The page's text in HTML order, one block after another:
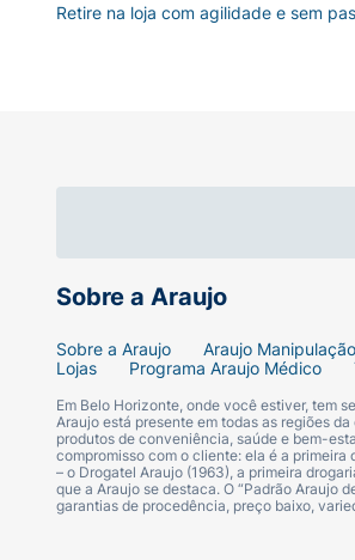
Sobre a Araujo
Sobre a Araujo Araujo Manipulação
Lojas
Programa Araujo Médico
Em Belo Horizonte, onde você estiver, tem
Araujo está presente em todas as regiões
produtos de conveniência, saúde e bem-
compromisso com o cliente: ela é a
– o Drogatel Araujo (1963), a primeira
que a Araujo se destaca. O “Padrão Araujo
garantias de procedência, preço baixo,
Retire na loja com agilidade e sem